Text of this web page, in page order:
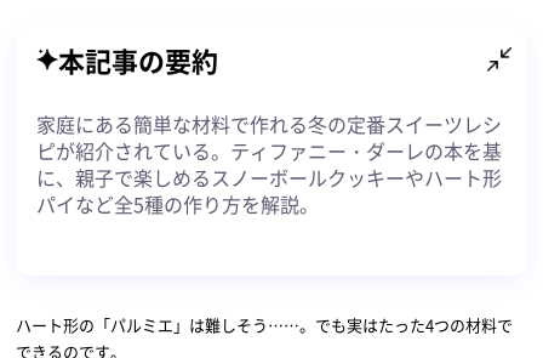
本記事の要約
家庭にある簡単な材料で作れる冬の定番スイーツレシ
ピが紹介されている。ティファニー・ダーレの本を基
に、親子で楽しめるスノーボールクッキーやハート形
パイなど全5種の作り方を解説。
ハート形の「パルミエ」は難しそう……。でも実はたった4つの材料で
できるのです。